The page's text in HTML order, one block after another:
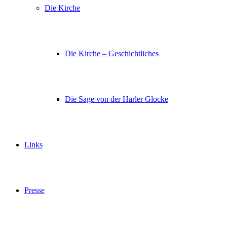
Die Kirche
Die Kirche – Geschichtliches
Die Sage von der Harler Glocke
Links
Presse